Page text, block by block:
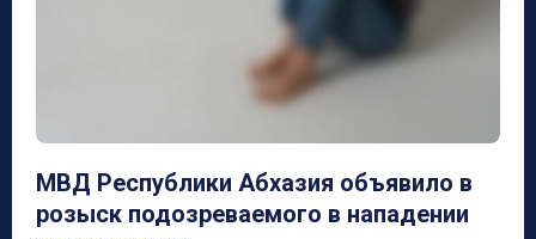
МВД Республики Абхазия объявило в
розыск подозреваемого в нападении